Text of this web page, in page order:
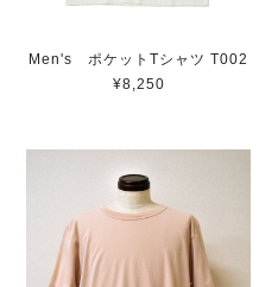
Men's ポケットTシャツ T002
¥8,250